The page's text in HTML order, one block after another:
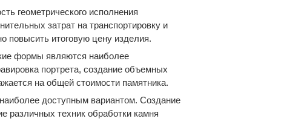
геометрического исполнения
затрат на транспортировку и
повысить итоговую цену изделия.
формы являются наиболее
портрета, создание объемных
на общей стоимости памятника.
доступным вариантом. Создание
различных техник обработки камня